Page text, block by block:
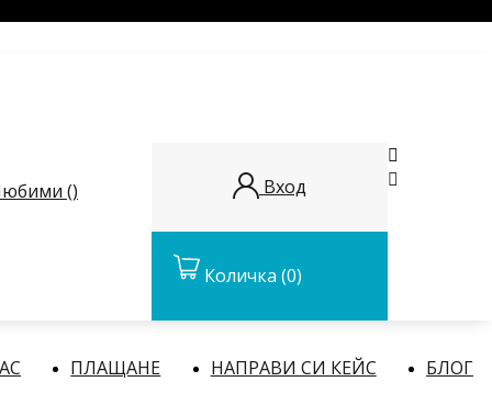
() Вход
Количка (0)


ПЛАЩАНЕ НАПРАВИ СИ КЕЙС БЛОГ